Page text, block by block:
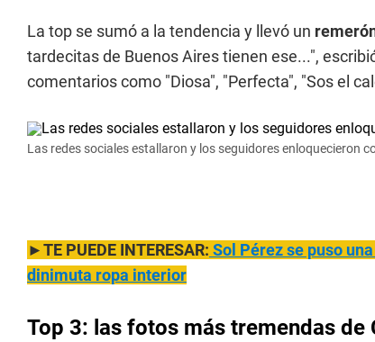
La top se sumó a la tendencia y llevó un
tardecitas de Buenos Aires tienen ese...",
comentarios como "Diosa", "Perfecta", "Sos el
Las redes sociales estallaron y los seguidores enloquecieron
►TE PUEDE INTERESAR: Sol Pérez se puso
dinimuta ropa interior
Top 3: las fotos más tremendas